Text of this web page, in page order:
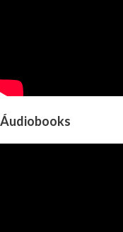
Áudiobooks